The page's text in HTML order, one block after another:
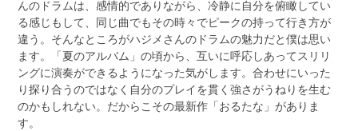
んのドラムは、感情的でありながら、冷静に自分を俯瞰してい
る感じもして、同じ曲でもその時々でピークの持って行き方が
違う。そんなところがハジメさんのドラムの魅力だと僕は思い
ます。「夏のアルバム」の頃から、互いに呼応しあってスリリ
ングに演奏ができるようになった気がします。合わせにいった
り探り合うのではなく自分のプレイを貫く強さがうねりを生む
のかもしれない。だからこその最新作「おるたな」がありま
す。